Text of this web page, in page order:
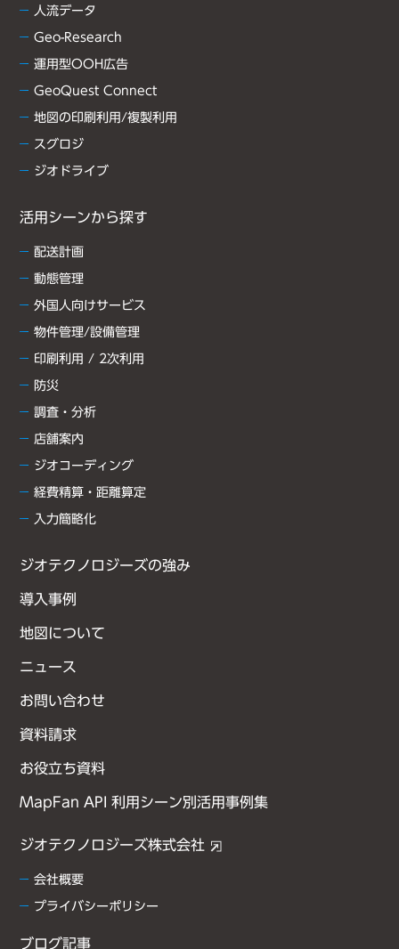
人流データ
Geo-Research
運用型OOH広告
GeoQuest Connect
地図の印刷利用/複製利用
スグロジ
ジオドライブ
活用シーンから探す
配送計画
動態管理
外国人向けサービス
物件管理/設備管理
印刷利用 / 2次利用
防災
調査・分析
店舗案内
ジオコーディング
経費精算・距離算定
入力簡略化
ジオテクノロジーズの強み
導入事例
地図について
ニュース
お問い合わせ
資料請求
お役立ち資料
MapFan API 利用シーン別活用事例集
ジオテクノロジーズ株式会社
会社概要
プライバシーポリシー
ブログ記事